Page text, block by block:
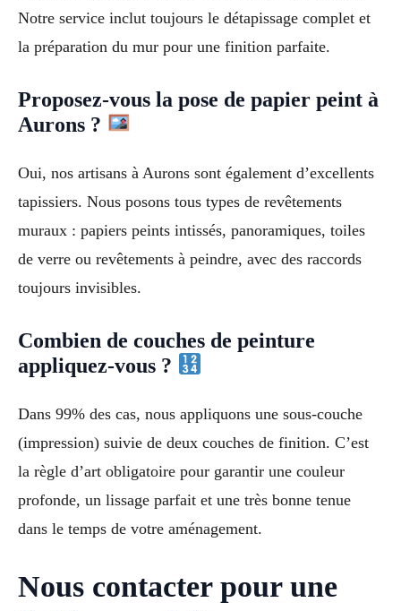
Notre service inclut toujours le détapissage complet et
la préparation du mur pour une finition parfaite.
Proposez-vous la pose de papier peint à
Aurons ?
Oui, nos artisans à Aurons sont également d’excellents
tapissiers. Nous posons tous types de revêtements
muraux : papiers peints intissés, panoramiques, toiles
de verre ou revêtements à peindre, avec des raccords
toujours invisibles.
Combien de couches de peinture
appliquez-vous ?
Dans 99% des cas, nous appliquons une sous-couche
(impression) suivie de deux couches de finition. C’est
la règle d’art obligatoire pour garantir une couleur
profonde, un lissage parfait et une très bonne tenue
dans le temps de votre aménagement.
Nous contacter pour une